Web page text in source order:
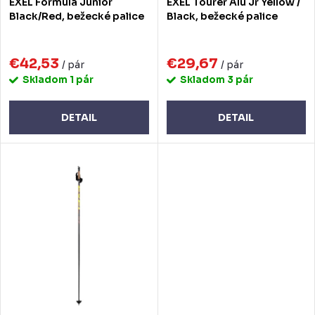
d
k
t
v
d
k
v
Black/Red, bežecké palice
€42,53 / pár
Skladom 1 pár
DETAIL
Black, bežecké palice
€29,67 / pár
Skladom 3 pár
DETAIL